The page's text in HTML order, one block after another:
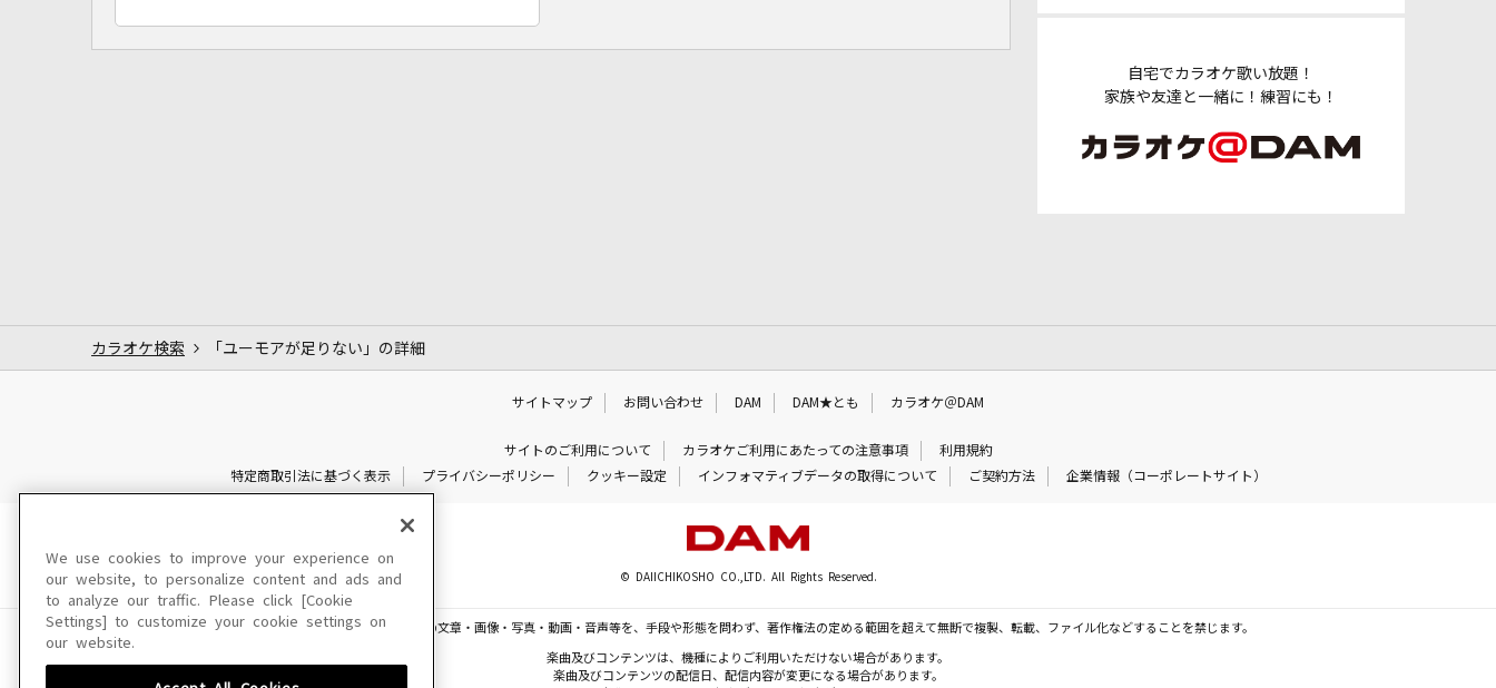
自宅でカラオケ歌い放題！
家族や友達と一緒に！練習にも！
カラオケ検索 「ユーモアが足りない」の詳細
サイトマップ お問い合わせ DAM DAM★とも カラオケ＠DAM
サイトのご利用について カラオケご利用にあたっての注意事項
利用規約
特定商取引法に基づく表示
プライバシーポリシー クッキー設定 インフォマティブデータの取得について ご契約方法 企業情報（コーポレートサイト）
© DAIICHIKOSHO CO.,LTD. All Rights Reserved.
このサイトに掲載されている一切の文章・画像・写真・動画・音声等を、手段や形態を問わず、著作権法の定める範囲を超えて無断で複製、転載、ファイル化などすることを禁じます。
楽曲及びコンテンツは、機種によりご利用いただけない場合があります。
楽曲及びコンテンツの配信日、配信内容が変更になる場合があります。
We use cookies to improve your experience on
our website, to personalize content and ads and
to analyze our traffic. Please click [Cookie
Settings] to customize your cookie settings on
our website.